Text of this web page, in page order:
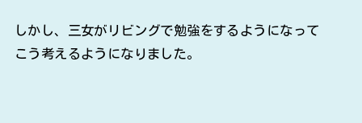
しかし、三女がリビングで勉強をするようになって
こう考えるようになりました。